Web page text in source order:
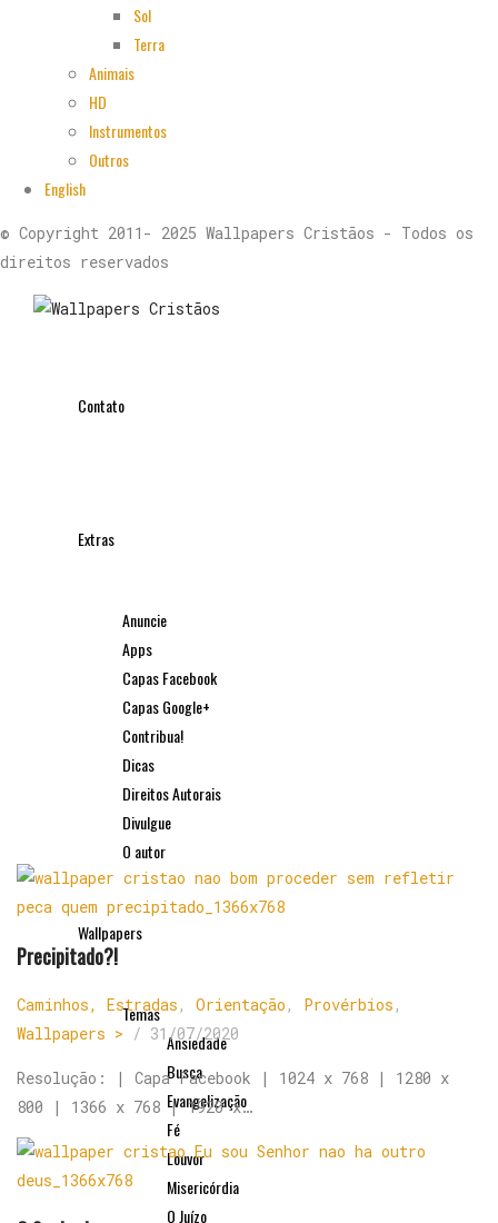
Sol
Terra
Animais
HD
Instrumentos
Outros
English
© Copyright 2011- 2025 Wallpapers Cristãos - Todos os
direitos reservados
Contato
Extras
Anuncie
Apps
Capas Facebook
Capas Google+
Contribua!
Dicas
Direitos Autorais
Divulgue
O autor
Wallpapers
Temas
Ansiedade
Busca
Evangelização
Fé
Louvor
Misericórdia
O Juízo
Precipitado?!
Caminhos, Estradas , Orientação , Provérbios ,
Wallpapers > / 31/07/2020
Resolução: | Capa Facebook | 1024 x 768 | 1280 x
800 | 1366 x 768 | 1920 x…